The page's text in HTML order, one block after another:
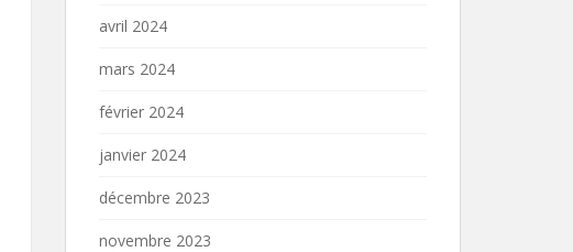
avril 2024
mars 2024
février 2024
janvier 2024
décembre 2023
novembre 2023